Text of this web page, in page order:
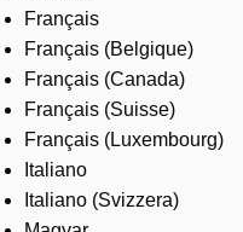
Français
Français (Belgique)
Français (Canada)
Français (Suisse)
Français (Luxembourg)
Italiano
Italiano (Svizzera)